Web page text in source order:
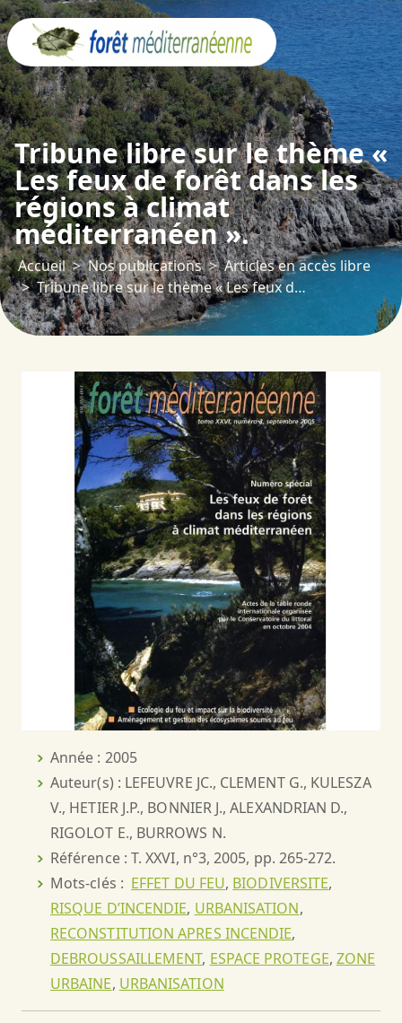
Tribune libre sur le thème «
Les feux de forêt dans les
régions à climat
méditerranéen ».
Accueil Nos publications
Articles en accès libre
Tribune libre sur le thème « Les feux de forêt dans les régions à climat méditerranéen ».
Année : 2005
Auteur(s) : LEFEUVRE JC., CLEMENT G., KULESZA
V., HETIER J.P., BONNIER J., ALEXANDRIAN D.,
RIGOLOT E., BURROWS N.
Référence : T. XXVI, n°3, 2005, pp. 265-272.
Mots-clés : EFFET DU FEU, BIODIVERSITE,
RISQUE D’INCENDIE, URBANISATION,
RECONSTITUTION APRES INCENDIE,
DEBROUSSAILLEMENT, ESPACE PROTEGE, ZONE
URBAINE, URBANISATION
Panneau de gestion des cookies